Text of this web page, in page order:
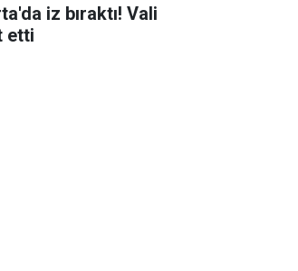
iz bıraktı! Vali
etti